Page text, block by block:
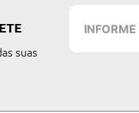
suas